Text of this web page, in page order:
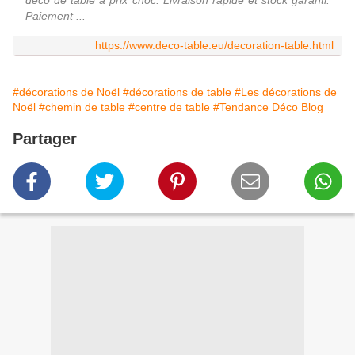
Paiement ...
https://www.deco-table.eu/decoration-table.html
#décorations de Noël #décorations de table #Les décorations de
Noël #chemin de table #centre de table #Tendance Déco Blog
Partager